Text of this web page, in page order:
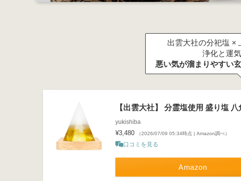
出雲大社の分祀塩 ×
浄化と運
悪い気が溜まりやすい
【出雲大社】 分霊塩使用 盛り塩
yukishiba
¥3,480 （2026/07/09 05:34時点 | Amazon調べ）
口コミを見る
Amazon